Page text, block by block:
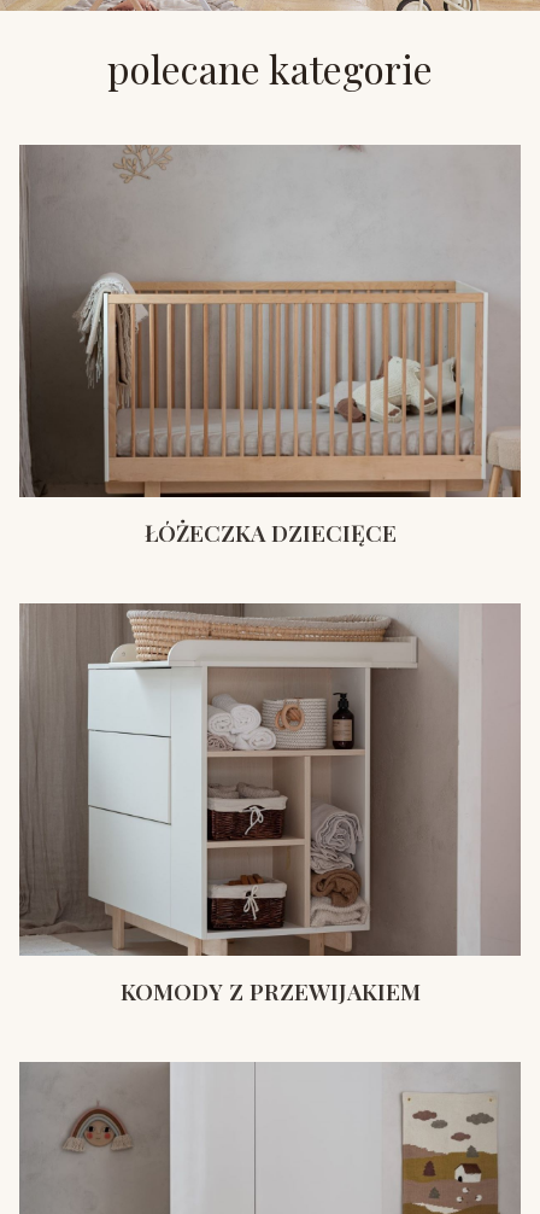
polecane kategorie
ŁÓŻECZKA DZIECIĘCE
KOMODY Z PRZEWIJAKIEM